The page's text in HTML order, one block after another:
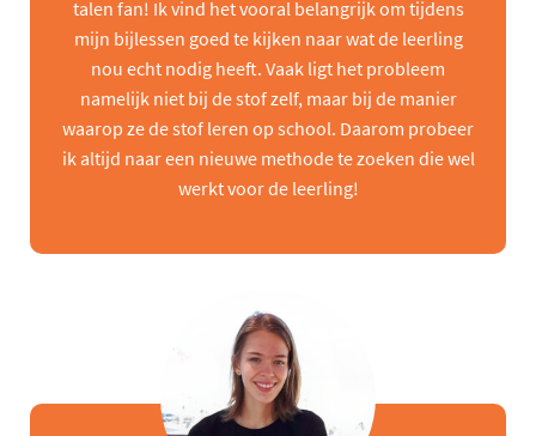
talen fan! Ik vind het vooral belangrijk om tijdens
mijn bijlessen goed te kijken naar wat de leerling
nou echt nodig heeft. Vaak ligt het probleem
namelijk niet bij de stof zelf, maar bij de manier
waarop ze de stof leren op school. Daarom probeer
ik altijd naar een nieuwe methode te zoeken die wel
werkt voor de leerling!